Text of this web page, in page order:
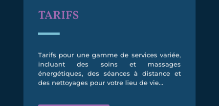
TARIFS
Tarifs pour une gamme de services variée,
incluant des soins et massages
énergétiques, des séances à distance et
des nettoyages pour votre lieu de vie…